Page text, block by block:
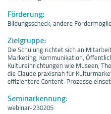
Förderung:
Bildungsscheck, andere
Zielgruppe:
Die Schulung richtet sich an
Marketing, Kommunikation,
Kultureinrichtungen wie Museen,
die Claude praxisnah für
effizientere Content-Prozesse
Seminarkennung:
webinar-230205